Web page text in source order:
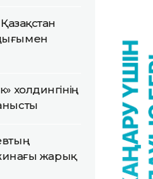
холдингінің
жинағы жарық